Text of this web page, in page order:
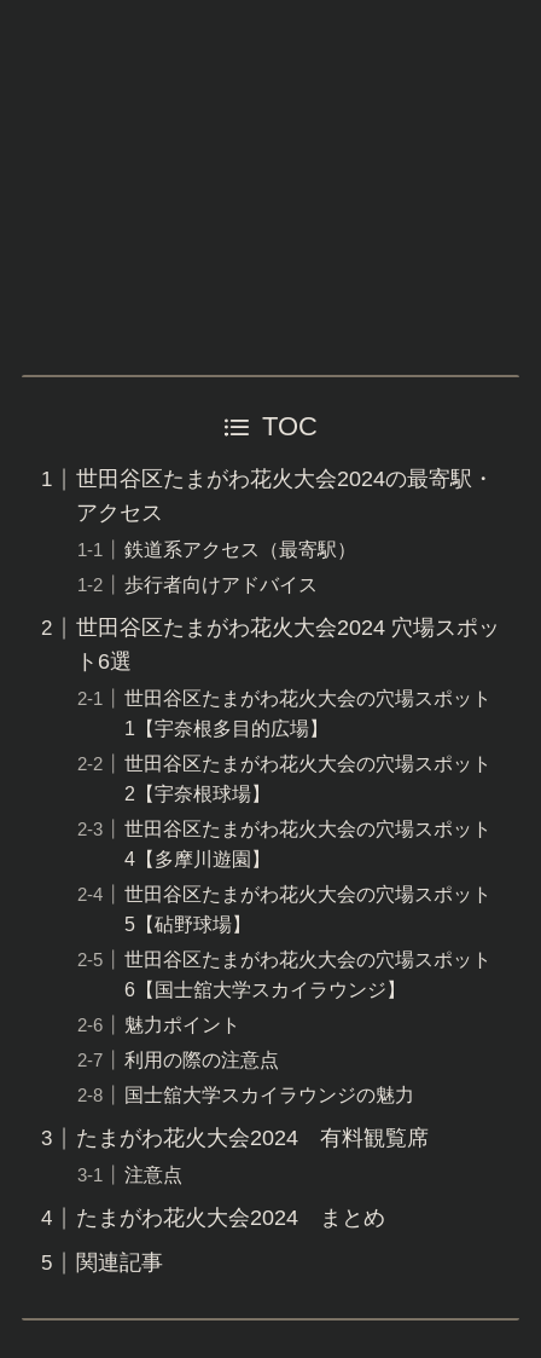
TOC
世田谷区たまがわ花火大会2024の最寄駅・
アクセス
鉄道系アクセス（最寄駅）
歩行者向けアドバイス
世田谷区たまがわ花火大会2024 穴場スポッ
ト6選
世田谷区たまがわ花火大会の穴場スポット
1【宇奈根多目的広場】
世田谷区たまがわ花火大会の穴場スポット
2【宇奈根球場】
世田谷区たまがわ花火大会の穴場スポット
4【多摩川遊園】
世田谷区たまがわ花火大会の穴場スポット
5【砧野球場】
世田谷区たまがわ花火大会の穴場スポット
6【国士舘大学スカイラウンジ】
魅力ポイント
利用の際の注意点
国士舘大学スカイラウンジの魅力
たまがわ花火大会2024 有料観覧席
注意点
たまがわ花火大会2024 まとめ
関連記事